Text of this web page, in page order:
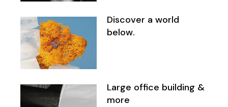
Discover a world
below.
Large office building &
more